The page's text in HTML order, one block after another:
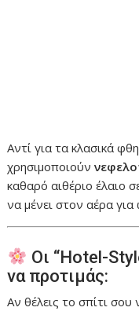
Αντί για τα κλασικά
χρησιμοποιούν
καθαρό αιθέριο έλαιο
να μένει στον αέρα για
Οι “Hotel-
να προτιμάς:
Αν θέλεις το σπίτι σου